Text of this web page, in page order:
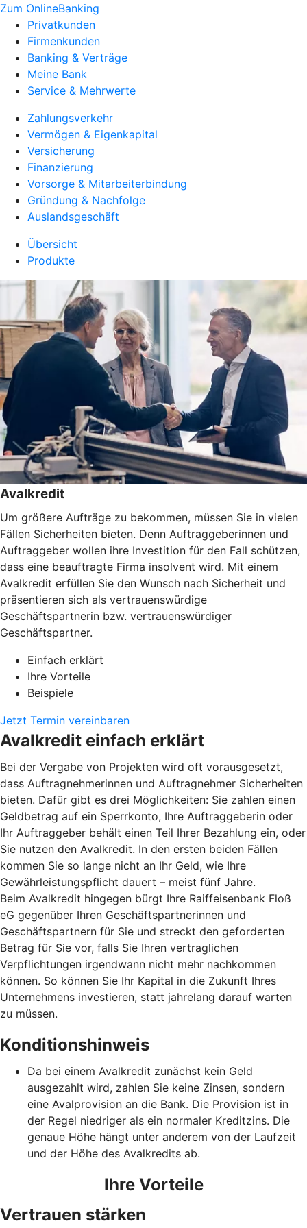
Zum OnlineBanking
Privatkunden
Firmenkunden
Banking & Verträge
Meine Bank
Service & Mehrwerte
Zahlungsverkehr
Vermögen & Eigenkapital
Versicherung
Finanzierung
Vorsorge & Mitarbeiterbindung
Gründung & Nachfolge
Auslandsgeschäft
Übersicht
Produkte
Avalkredit
Um größere Aufträge zu bekommen, müssen Sie in vielen
Fällen Sicherheiten bieten. Denn Auftraggeberinnen und
Auftraggeber wollen ihre Investition für den Fall schützen,
dass eine beauftragte Firma insolvent wird. Mit einem
Avalkredit erfüllen Sie den Wunsch nach Sicherheit und
präsentieren sich als vertrauenswürdige
Geschäftspartnerin bzw. vertrauenswürdiger
Geschäftspartner.
Einfach erklärt
Ihre Vorteile
Beispiele
Jetzt Termin vereinbaren
Avalkredit einfach erklärt
Bei der Vergabe von Projekten wird oft vorausgesetzt,
dass Auftragnehmerinnen und Auftragnehmer Sicherheiten
bieten. Dafür gibt es drei Möglichkeiten: Sie zahlen einen
Geldbetrag auf ein Sperrkonto, Ihre Auftraggeberin oder
Ihr Auftraggeber behält einen Teil Ihrer Bezahlung ein, oder
Sie nutzen den Avalkredit. In den ersten beiden Fällen
kommen Sie so lange nicht an Ihr Geld, wie Ihre
Gewährleistungspflicht dauert – meist fünf Jahre.
Beim Avalkredit hingegen bürgt Ihre Raiffeisenbank Floß
eG gegenüber Ihren Geschäftspartnerinnen und
Geschäftspartnern für Sie und streckt den geforderten
Betrag für Sie vor, falls Sie Ihren vertraglichen
Verpflichtungen irgendwann nicht mehr nachkommen
können. So können Sie Ihr Kapital in die Zukunft Ihres
Unternehmens investieren, statt jahrelang darauf warten
zu müssen.
Konditionshinweis
Da bei einem Avalkredit zunächst kein Geld
ausgezahlt wird, zahlen Sie keine Zinsen, sondern
eine Avalprovision an die Bank. Die Provision ist in
der Regel niedriger als ein normaler Kreditzins. Die
genaue Höhe hängt unter anderem von der Laufzeit
und der Höhe des Avalkredits ab.
Ihre Vorteile
Vertrauen stärken